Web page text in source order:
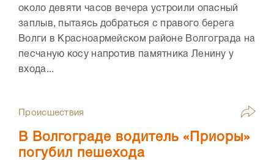
около девяти часов вечера устроили опасный
заплыв, пытаясь добраться с правого берега
Волги в Красноармейском районе Волгограда на
песчаную косу напротив памятника Ленину у
входа...
Происшествия
В Волгограде водитель «Приоры»
погубил пешехода